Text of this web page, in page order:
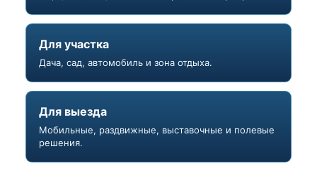
Для участка
Дача, сад, автомобиль и зона отдыха.
Для выезда
Мобильные, раздвижные, выставочные и полевые
решения.